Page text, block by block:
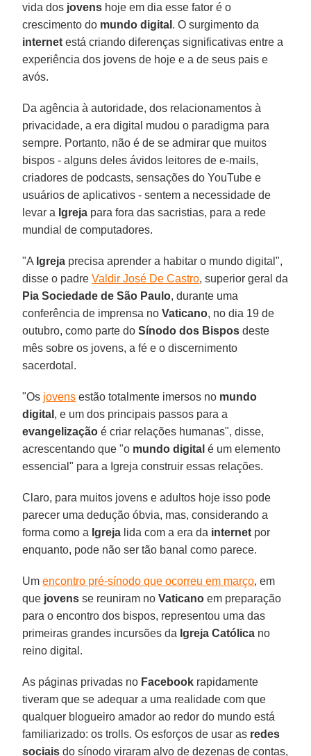
vida dos jovens hoje em dia esse fator é o
crescimento do mundo digital . O surgimento da
internet está criando diferenças significativas entre a
experiência dos jovens de hoje e a de seus pais e
avós.
Da agência à autoridade, dos relacionamentos à
privacidade, a era digital mudou o paradigma para
sempre. Portanto, não é de se admirar que muitos
bispos - alguns deles ávidos leitores de e-mails,
criadores de podcasts, sensações do YouTube e
usuários de aplicativos - sentem a necessidade de
levar a Igreja para fora das sacristias, para a rede
mundial de computadores.
"A Igreja precisa aprender a habitar o mundo digital",
disse o padreValdir José De Castro, superior geral da
Pia Sociedade de São Paulo, durante uma
conferência de imprensa noVaticano, no dia 19 de
outubro, como parte doSínodo dos Bispos deste
mês sobre os jovens, a fé e o discernimento
sacerdotal.
"Os jovens estão totalmente imersos no mundo
digital , e um dos principais passos para a
evangelização é criar relações humanas", disse,
acrescentando que "o mundo digital é um elemento
essencial" para a Igreja construir essas relações.
Claro, para muitos jovens e adultos hoje isso pode
parecer uma dedução óbvia, mas, considerando a
forma como a Igreja lida com a era da internet por
enquanto, pode não ser tão banal como parece.
Umencontro pré-sínodo que ocorreu em março, em
que jovens se reuniram noVaticano em preparação
para o encontro dos bispos, representou uma das
primeiras grandes incursões da Igreja Católica no
reino digital.
As páginas privadas no Facebook rapidamente
tiveram que se adequar a uma realidade com que
qualquer blogueiro amador ao redor do mundo está
familiarizado: os trolls. Os esforços de usar as redes
sociais do sínodo viraram alvo de dezenas de contas,